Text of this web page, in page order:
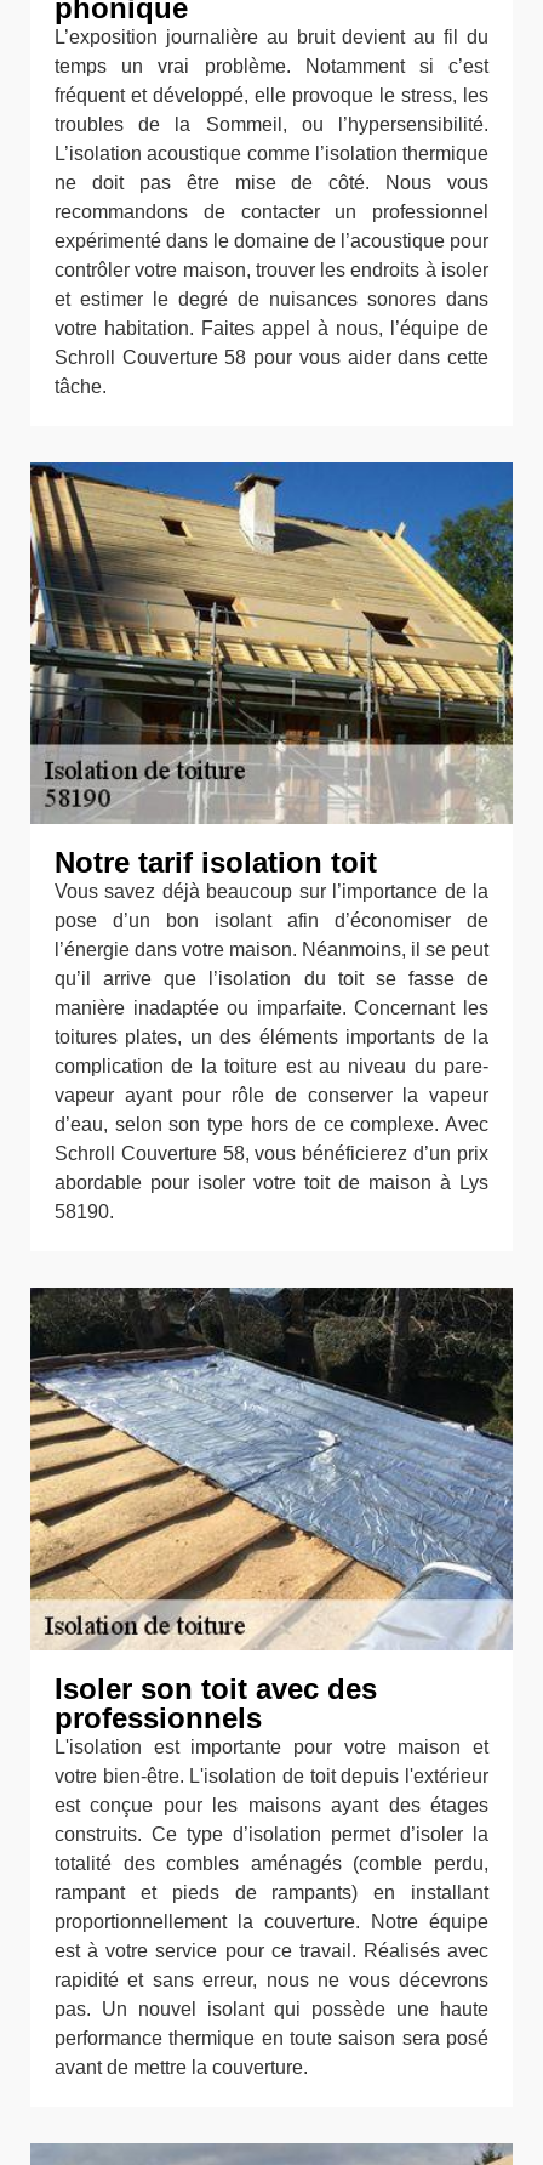
phonique
L’exposition journalière au bruit devient au fil du
temps un vrai problème. Notamment si c’est
fréquent et développé, elle provoque le stress, les
troubles de la Sommeil, ou l’hypersensibilité.
L’isolation acoustique comme l’isolation thermique
ne doit pas être mise de côté. Nous vous
recommandons de contacter un professionnel
expérimenté dans le domaine de l’acoustique pour
contrôler votre maison, trouver les endroits à isoler
et estimer le degré de nuisances sonores dans
votre habitation. Faites appel à nous, l’équipe de
Schroll Couverture 58 pour vous aider dans cette
tâche.
Notre tarif isolation toit
Vous savez déjà beaucoup sur l’importance de la
pose d’un bon isolant afin d’économiser de
l’énergie dans votre maison. Néanmoins, il se peut
qu’il arrive que l’isolation du toit se fasse de
manière inadaptée ou imparfaite. Concernant les
toitures plates, un des éléments importants de la
complication de la toiture est au niveau du pare-
vapeur ayant pour rôle de conserver la vapeur
d’eau, selon son type hors de ce complexe. Avec
Schroll Couverture 58, vous bénéficierez d’un prix
abordable pour isoler votre toit de maison à Lys
58190.
Isoler son toit avec des
professionnels
L'isolation est importante pour votre maison et
votre bien-être. L'isolation de toit depuis l'extérieur
est conçue pour les maisons ayant des étages
construits. Ce type d’isolation permet d’isoler la
totalité des combles aménagés (comble perdu,
rampant et pieds de rampants) en installant
proportionnellement la couverture. Notre équipe
est à votre service pour ce travail. Réalisés avec
rapidité et sans erreur, nous ne vous décevrons
pas. Un nouvel isolant qui possède une haute
performance thermique en toute saison sera posé
avant de mettre la couverture.